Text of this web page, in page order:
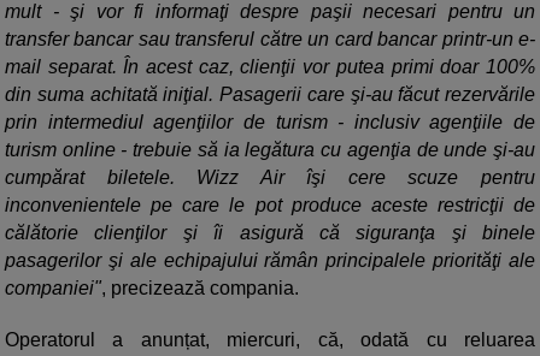
mult - şi vor fi informaţi despre paşii necesari pentru un
transfer bancar sau transferul către un card bancar printr-un e-
mail separat. În acest caz, clienţii vor putea primi doar 100%
din suma achitată iniţial. Pasagerii care şi-au făcut rezervările
prin intermediul agenţiilor de turism - inclusiv agenţiile de
turism online - trebuie să ia legătura cu agenţia de unde şi-au
cumpărat biletele. Wizz Air îşi cere scuze pentru
inconvenientele pe care le pot produce aceste restricţii de
călătorie clienţilor şi îi asigură că siguranţa şi binele
pasagerilor şi ale echipajului rămân principalele priorităţi ale
companiei", precizează compania.
Operatorul a anunțat, miercuri, că, odată cu reluarea